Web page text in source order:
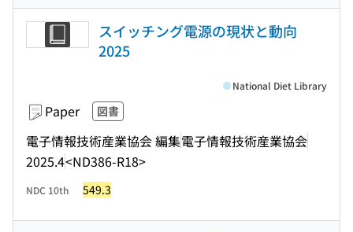
スイッチング電源の現状と動向
2025
Paper 図書
電子情報技術産業協会 編集電子情報技術産業協会
2025.4<ND386-R18>
National Diet Library
NDC 10th 549.3